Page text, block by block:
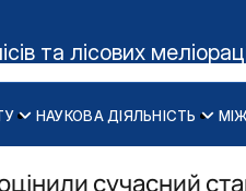
та лісових
НАУКОВА ДІЯЛЬНІСТЬ
послуги
сучасний